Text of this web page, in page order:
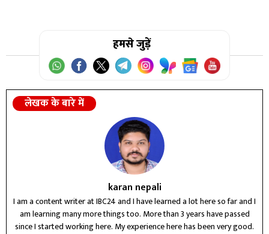
हमसे जुड़ें
लेखक के बारे में
karan nepali
I am a content writer at IBC24 and I have learned a lot here so far and I
am learning many more things too. More than 3 years have passed
since I started working here. My experience here has been very good.